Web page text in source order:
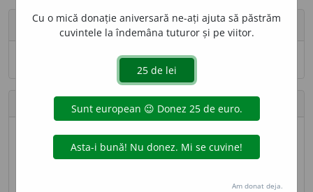
Anonim editează profilul
Numele și adresa de e-mail nu sînt vizibile.
Definiții trimise
410 (locul 34)
Cu o mică donație aniversară ne-ați ajuta să păstrăm
cuvintele la îndemâna tuturor și pe viitor.
Am donat deja.